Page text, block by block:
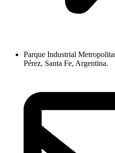
Parque Industrial
Pérez, Santa Fe, Argentina.